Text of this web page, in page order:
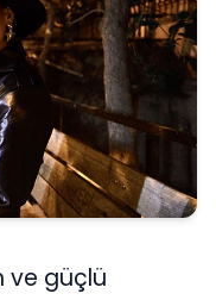
ve güçlü